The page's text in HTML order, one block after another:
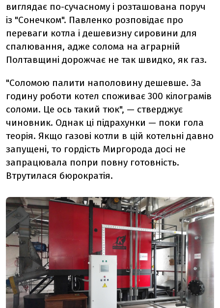
виглядає по-сучасному і розташована поруч
із "Сонечком". Павленко розповідає про
переваги котла і дешевизну сировини для
спалювання, адже солома на аграрній
Полтавщині дорожчає не так швидко, як газ.
"Соломою палити наполовину дешевше. За
годину роботи котел споживає 300 кілограмів
соломи. Це ось такий тюк", — стверджує
чиновник. Однак ці підрахунки — поки гола
теорія. Якщо газові котли в цій котельні давно
запущені, то гордість Миргорода досі не
запрацювала попри повну готовність.
Втрутилася бюрократія.